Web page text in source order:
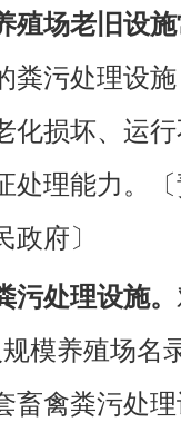
殖场老旧设
粪污处理设
化损坏、运
处理能力。
府〕
污处理设施。
模养殖场名
畜禽粪污处